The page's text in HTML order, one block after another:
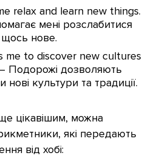
relax and learn new things.
мені розслабитися
щось нове.
me to discover new cultures
Подорожі дозволяють
нові культури та традиції.
цікавішим, можна
які передають
від хобі: